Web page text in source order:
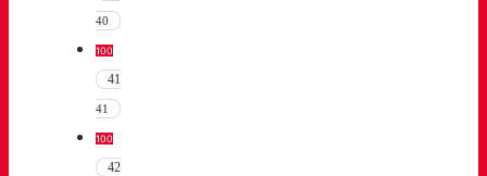
40
100
41
41
100
42